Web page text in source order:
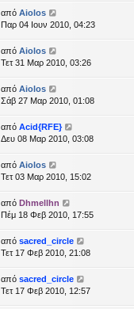
από Aiolos
Παρ 04 Ιουν 2010, 04:23
από Aiolos
Τετ 31 Μαρ 2010, 03:26
από Aiolos
Σάβ 27 Μαρ 2010, 01:08
από Acid{RFE}
Δευ 08 Μαρ 2010, 03:08
από Aiolos
Τετ 03 Μαρ 2010, 15:02
από Dhmellhn
Πέμ 18 Φεβ 2010, 17:55
από sacred_circle
Τετ 17 Φεβ 2010, 21:08
από sacred_circle
Τετ 17 Φεβ 2010, 12:57